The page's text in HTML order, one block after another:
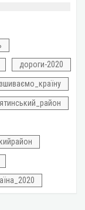
дороги-2020
зшиваємо_країну